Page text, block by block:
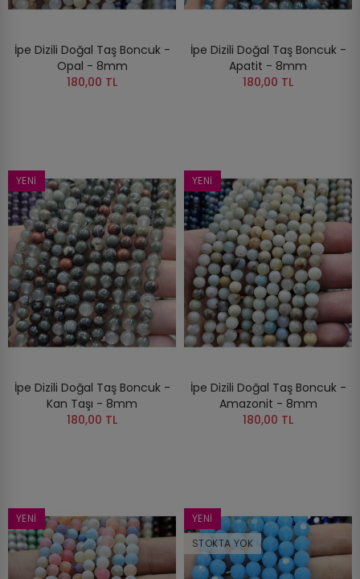
İpe Dizili Doğal Taş Boncuk -
Opal - 8mm
180,00 TL
İpe Dizili Doğal Taş Boncuk -
Apatit - 8mm
180,00 TL
YENI
İpe Dizili Doğal Taş Boncuk -
Kan Taşı - 8mm
180,00 TL
YENI
İpe Dizili Doğal Taş Boncuk -
Amazonit - 8mm
180,00 TL
YENI
YENI
STOKTA YOK